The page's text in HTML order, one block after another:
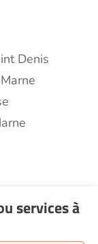
Denis
servicesà